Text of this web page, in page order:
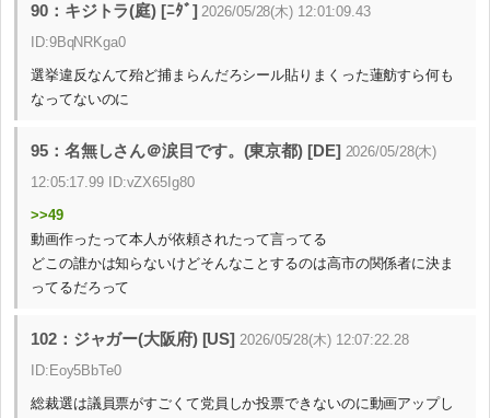
90：キジトラ(庭) [ﾆﾀﾞ] 2026/05/28(木) 12:01:09.43
ID:9BqNRKga0
選挙違反なんて殆ど捕まらんだろシール貼りまくった蓮舫すら何も
なってないのに
95：名無しさん＠涙目です。(東京都) [DE] 2026/05/28(木)
12:05:17.99 ID:vZX65Ig80
>>49
動画作ったって本人が依頼されたって言ってる
どこの誰かは知らないけどそんなことするのは高市の関係者に決ま
ってるだろって
102：ジャガー(大阪府) [US] 2026/05/28(木) 12:07:22.28
ID:Eoy5BbTe0
総裁選は議員票がすごくて党員しか投票できないのに動画アップし